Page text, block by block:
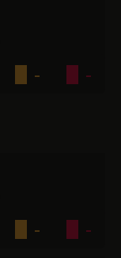
- -
- -